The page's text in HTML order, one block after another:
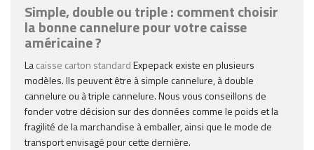
Simple, double ou triple : comment choisir
la bonne cannelure pour votre caisse
américaine ?
Lacaisse carton standardExpepack existe en plusieurs
modèles. Ils peuvent être à simple cannelure, à double
cannelure ou à triple cannelure. Nous vous conseillons de
fonder votre décision sur des données comme le poids et la
fragilité de la marchandise à emballer, ainsi que le mode de
transport envisagé pour cette dernière.